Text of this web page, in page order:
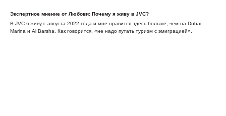
Экспертное мнение от Любови: Почему я живу в JVC?
В JVC я живу с августа 2022 года и мне нравится здесь больше, чем на Dubai
Marina и Al Barsha. Как говорится, «не надо путать туризм с эмиграцией».